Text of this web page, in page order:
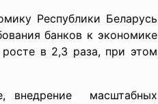
Республики Беларусь
банков к экономике
в 2,3 раза, при этом
внедрение масштабных